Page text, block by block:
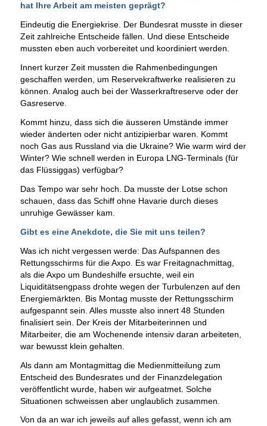
hat Ihre Arbeit am meisten geprägt?
Eindeutig die Energiekrise. Der Bundesrat musste in dieser
Zeit zahlreiche Entscheide fällen. Und diese Entscheide
mussten eben auch vorbereitet und koordiniert werden.
Innert kurzer Zeit mussten die Rahmenbedingungen
geschaffen werden, um Reservekraftwerke realisieren zu
können. Analog auch bei der Wasserkraftreserve oder der
Gasreserve.
Kommt hinzu, dass sich die äusseren Umstände immer
wieder änderten oder nicht antizipierbar waren. Kommt
noch Gas aus Russland via die Ukraine? Wie warm wird der
Winter? Wie schnell werden in Europa LNG-Terminals (für
das Flüssiggas) verfügbar?
Das Tempo war sehr hoch. Da musste der Lotse schon
schauen, dass das Schiff ohne Havarie durch dieses
unruhige Gewässer kam.
Gibt es eine Anekdote, die Sie mit uns teilen?
Was ich nicht vergessen werde: Das Aufspannen des
Rettungsschirms für die Axpo. Es war Freitagnachmittag,
als die Axpo um Bundeshilfe ersuchte, weil ein
Liquiditätsengpass drohte wegen der Turbulenzen auf den
Energiemärkten. Bis Montag musste der Rettungsschirm
aufgespannt sein. Alles musste also innert 48 Stunden
finalisiert sein. Der Kreis der Mitarbeiterinnen und
Mitarbeiter, die am Wochenende intensiv daran arbeiteten,
war bewusst klein gehalten.
Als dann am Montagmittag die Medienmitteilung zum
Entscheid des Bundesrates und der Finanzdelegation
veröffentlicht wurde, haben wir aufgeatmet. Solche
Situationen schweissen aber unglaublich zusammen.
Von da an war ich jeweils auf alles gefasst, wenn ich am